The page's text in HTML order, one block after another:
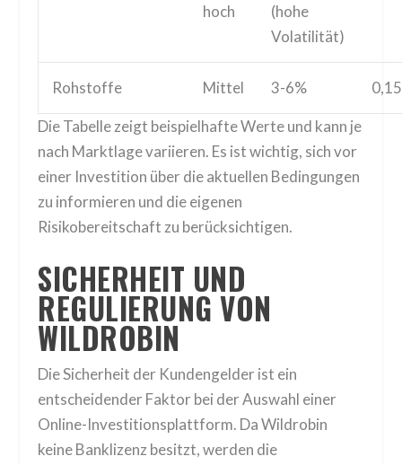
hoch
(hohe
Volatilität)
Rohstoffe Mittel 3-6%
Die Tabelle zeigt beispielhafte Werte und kann je
nach Marktlage variieren. Es ist wichtig, sich vor
einer Investition über die aktuellen Bedingungen
zu informieren und die eigenen
Risikobereitschaft zu berücksichtigen.
SICHERHEIT UND
REGULIERUNG VON
WILDROBIN
Die Sicherheit der Kundengelder ist ein
entscheidender Faktor bei der Auswahl einer
Online-Investitionsplattform. Da Wildrobin
keine Banklizenz besitzt, werden die